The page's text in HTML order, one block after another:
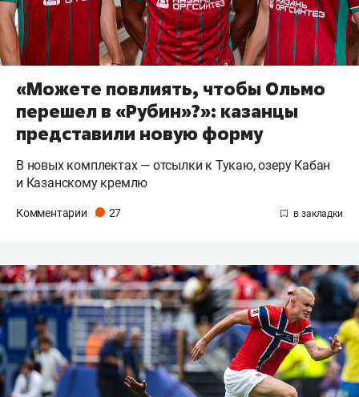
«Можете повлиять, чтобы Ольмо
перешел в «Рубин»?»: казанцы
представили новую форму
В новых комплектах — отсылки к Тукаю, озеру Кабан
и Казанскому кремлю
Комментарии 27